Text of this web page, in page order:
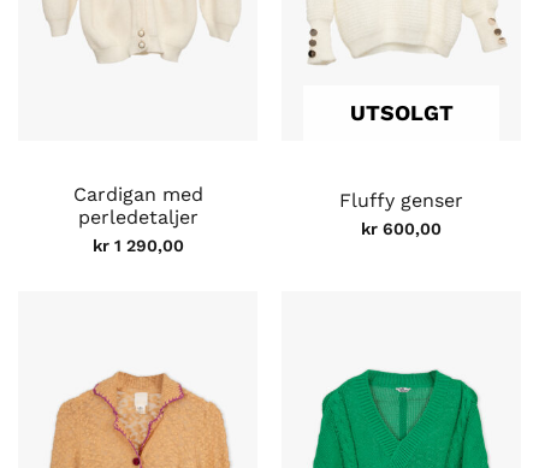
Cardigan med
perledetaljer
kr1 290,00
UTSOLGT
Fluffy genser
kr 600,00